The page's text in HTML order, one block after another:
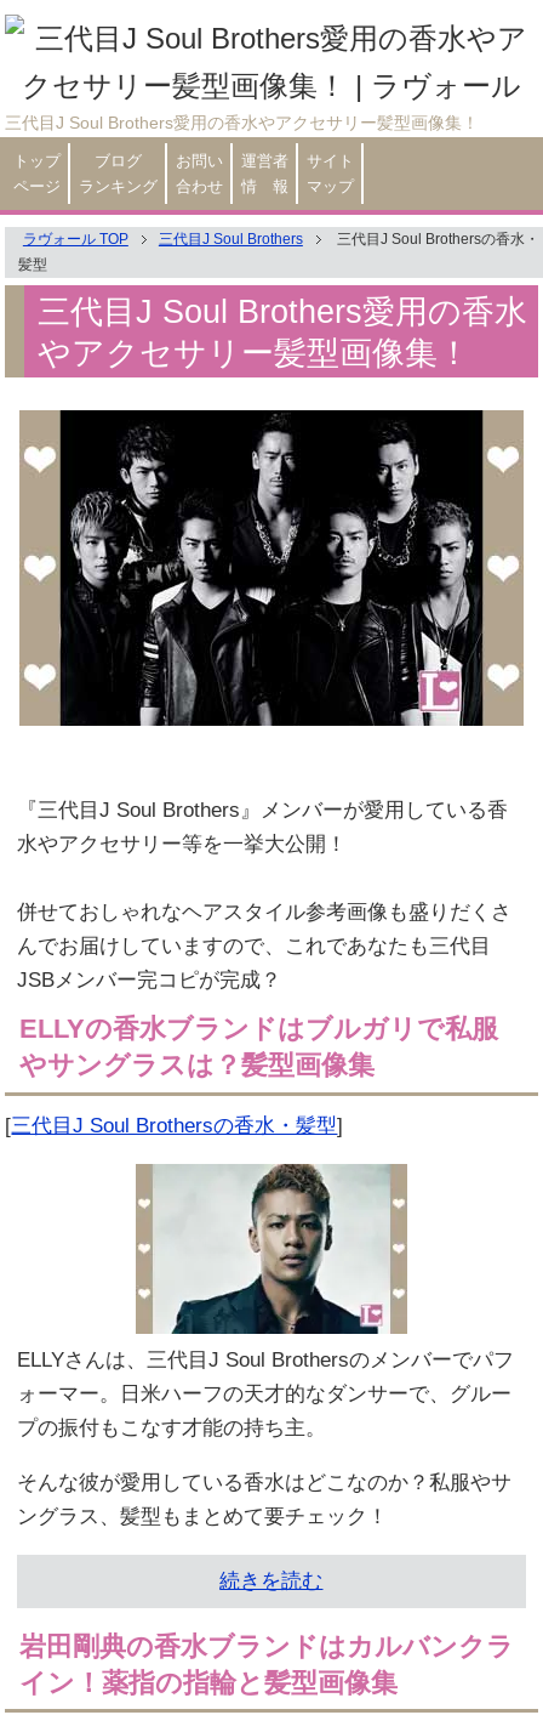
三代目J Soul Brothers愛用の香水やアクセサリー髪型画像集！
トップ
ページ
ブログ
ランキング
お問い
合わせ
運営者
情 報
サイト
マップ
ラヴォール TOP 三代目J Soul Brothers
三代目J Soul Brothersの香水・
髪型
三代目J Soul Brothers愛用の香水
やアクセサリー髪型画像集！
『三代目J Soul Brothers』メンバーが愛用している香
水やアクセサリー等を一挙大公開！
併せておしゃれなヘアスタイル参考画像も盛りだくさ
んでお届けしていますので、これであなたも三代目
JSBメンバー完コピが完成？
ELLYの香水ブランドはブルガリで私服
やサングラスは？髪型画像集
[三代目J Soul Brothersの香水・髪型]
ELLYさんは、三代目J Soul Brothersのメンバーでパフ
ォーマー。日米ハーフの天才的なダンサーで、グルー
プの振付もこなす才能の持ち主。
そんな彼が愛用している香水はどこなのか？私服やサ
ングラス、髪型もまとめて要チェック！
続きを読む
岩田剛典の香水ブランドはカルバンクラ
イン！薬指の指輪と髪型画像集